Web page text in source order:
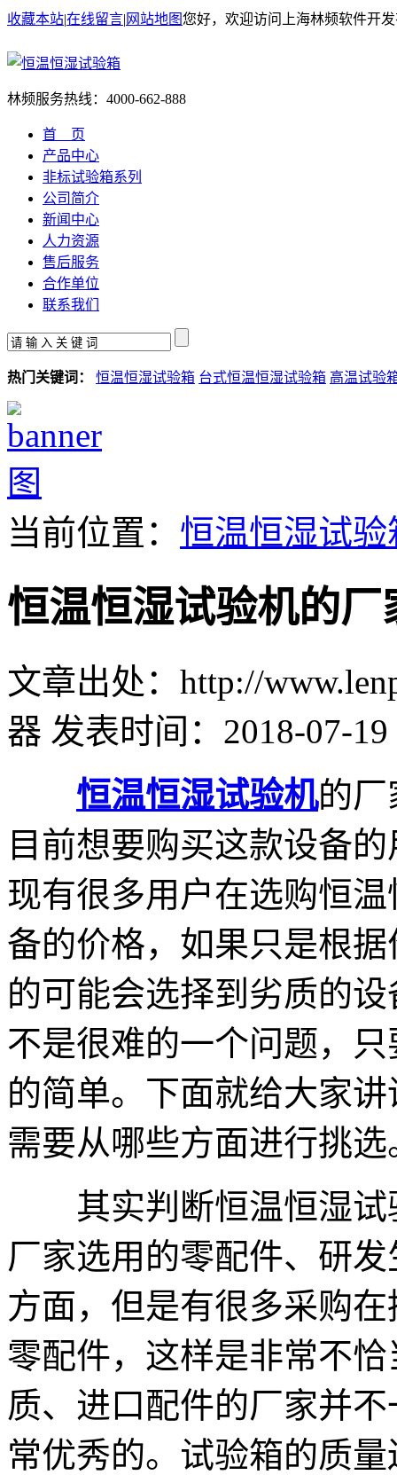
收藏本站|在线留言| 网站地图您好，欢迎访问上海林频软件开
林频服务热线： 4000-662-888
首 页
产品中心
非标试验箱系列
公司简介
新闻中心
人力资源
售后服务
合作单位
联系我们
热门关键词： 恒温恒湿试验箱 台式恒温恒湿试验箱 高温试验
当前位置： 恒温恒湿试验
恒温恒湿试验机的厂
文章出处：http://
器 发表时间：2018-07-19
恒温恒湿试验机的厂
目前想要购买这款设备
现有很多用户在选购恒
备的价格，如果只是根
的可能会选择到劣质的
不是很难的一个问题，
的简单。下面就给大家
需要从哪些方面进行挑选
其实判断恒温恒湿试
厂家选用的零配件、研
方面，但是有很多采购
零配件，这样是非常不
质、进口配件的厂家并
常优秀的。试验箱的质